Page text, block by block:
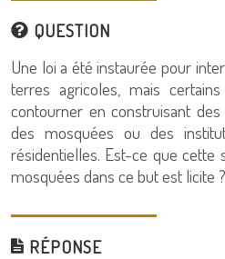
QUESTION
Une loi a été instaurée pour
terres agricoles, mais
contourner en construisant
des mosquées ou des
résidentielles. Est-ce que cette
mosquées dans ce but est licite ?
RÉPONSE